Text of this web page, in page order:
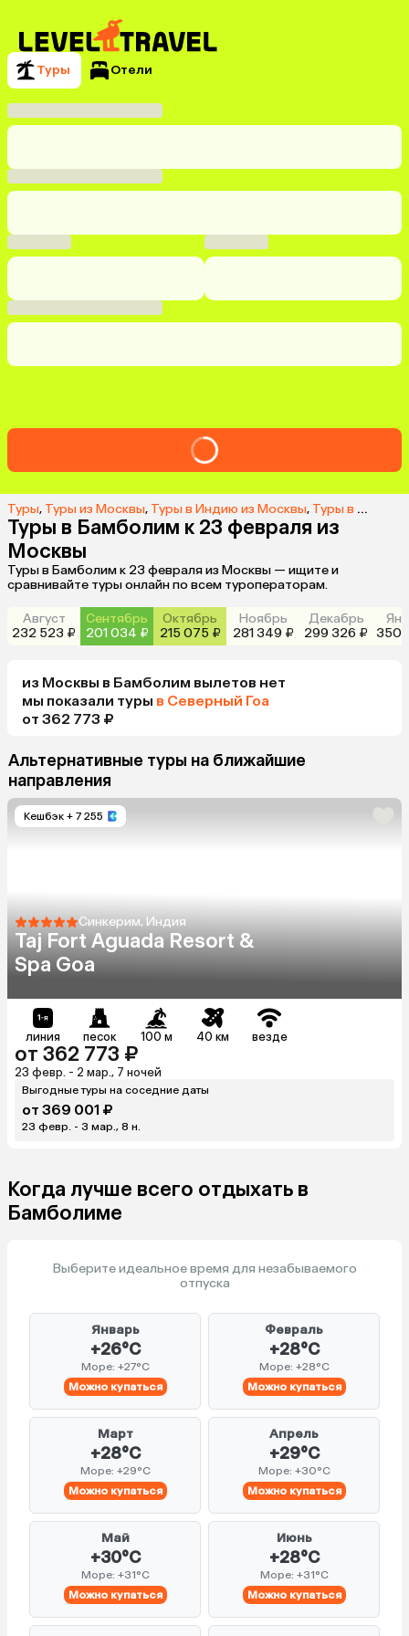
Туры Отели
Туры, Туры из Москвы, Туры в Индию из Москвы, Туры в Бамболим из Москвы
Туры в Бамболим к 23 февраля из
Москвы
Туры в Бамболим к 23 февраля из Москвы — ищите и
сравнивайте туры онлайн по всем туроператорам.
Август
232 523 ₽
Сентябрь
201 034 ₽
Октябрь
215 075 ₽
Ноябрь
281 349 ₽
Декабрь
299 326 ₽
350
из Москвы в Бамболим вылетов нет
мы показали туры в Северный Гоа
от 362 773 ₽
Альтернативные туры на ближайшие
направления
Кешбэк + 7 255
Синкерим, Индия
Taj Fort Aguada Resort &
Spa Goa
линия песок 100 м 40 км везде
от 362 773 ₽
23 февр. - 2 мар., 7 ночей
Выгодные туры на соседние даты
от 369 001 ₽
23 февр. - 3 мар., 8 н.
Когда лучше всего отдыхать в
Бамболиме
Выберите идеальное время для незабываемого
отпуска
Январь
+26°C
Море: +27°C
Можно купаться
Февраль
+28°C
Море: +28°C
Можно купаться
Март
+28°C
Море: +29°C
Можно купаться
Апрель
+29°C
Море: +30°C
Можно купаться
Май
+30°C
Море: +31°C
Можно купаться
Июнь
+28°C
Море: +31°C
Можно купаться